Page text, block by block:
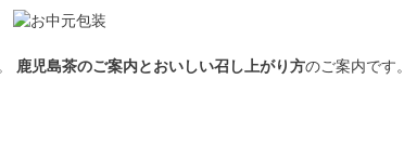
鹿児島茶のご案内とおいしい召し上がり方のご案内です。